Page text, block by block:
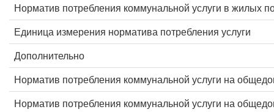
Норматив потребления коммунальной услуги в жилых
Единица измерения норматива потребления услуги
Дополнительно
Норматив потребления коммунальной услуги на
Норматив потребления коммунальной услуги на